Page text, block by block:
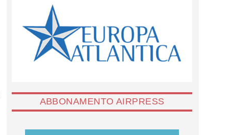
ABBONAMENTO AIRPRESS